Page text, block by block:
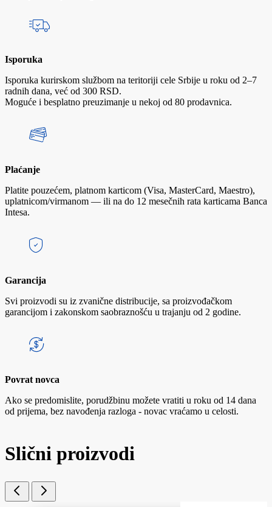
Isporuka
Isporuka kurirskom službom na teritoriji cele Srbije u roku od 2–7
radnih dana, već od 300 RSD.
Moguće i besplatno preuzimanje u nekoj od 80 prodavnica.
Plaćanje
Platite pouzećem, platnom karticom (Visa, MasterCard, Maestro),
uplatnicom/virmanom — ili na do 12 mesečnih rata karticama Banca
Intesa.
Garancija
Svi proizvodi su iz zvanične distribucije, sa proizvođačkom
garancijom i zakonskom saobraznošću u trajanju od 2 godine.
Povrat novca
Ako se predomislite, porudžbinu možete vratiti u roku od 14 dana
od prijema, bez navođenja razloga - novac vraćamo u celosti.
Slični proizvodi